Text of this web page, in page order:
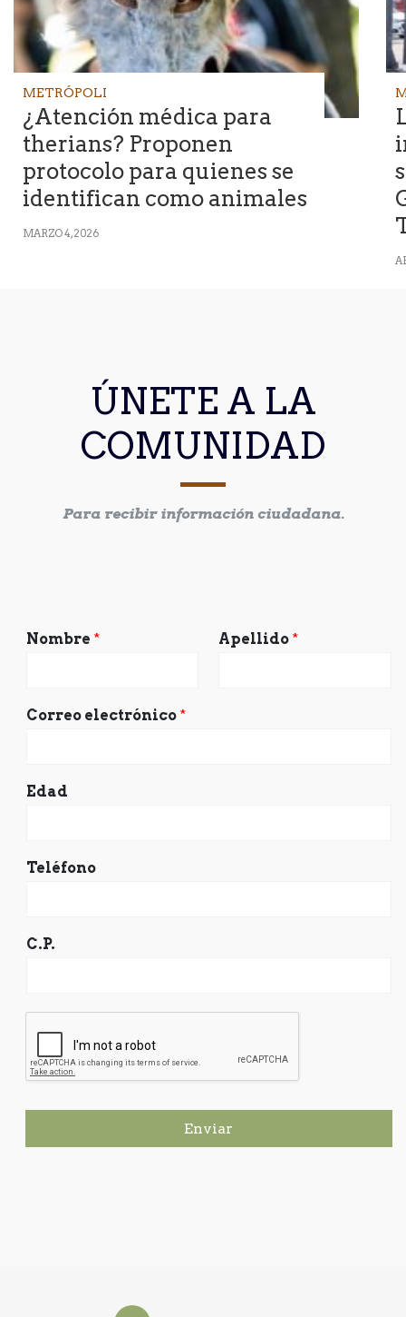
METRÓPOLI
¿Atención médica para
therians? Proponen
protocolo para quienes se
identifican como animales
MARZO 4, 2026
ÚNETE A LA
COMUNIDAD
Para recibir información ciudadana.
Nombre * Apellido *
Correo electrónico *
Edad
Teléfono
C.P.
Enviar